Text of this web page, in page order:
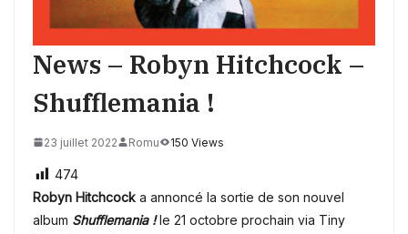
News – Robyn Hitchcock –
Shufflemania !
23 juillet 2022 Romu 150 Views
474
Robyn Hitchcock a annoncé la sortie de son nouvel
album Shufflemania !le 21 octobre prochain via Tiny